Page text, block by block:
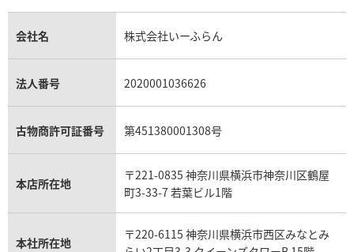
金貨買取
貴金属買取
銀・シルバー買取
パラジウム買取
トパーズ買取
タンザナイト買取
キャッツアイ買取
アクアマリン買取
パテック フィリップノーチラス買取
ヴァシュロン・コンスタンタン買取
オメガ買取
カルティエ買取
フランク ミュラー買取
リシャール・ミル買取
パネライ買取
シャネル マトラッセ買取
セリーヌ買取
プラダ買取
ショーメ買取
ダミアーニ買取
モーブッサン買取
会社名 株式会社いーふらん
法人番号 2020001036626
古物商許可証番号 第451380001308号
本店所在地
〒221-0835 神奈川県横浜市神奈川区鶴屋
町3-33-7 若葉ビル1階
本社所在地
〒220-6115 神奈川県横浜市西区みなとみ